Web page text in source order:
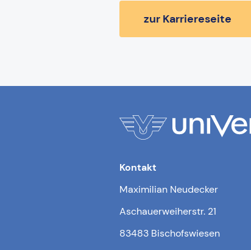
zur Karriereseite
Kontakt
Maximilian Neudecker
Aschauerweiherstr. 21
83483 Bischofswiesen